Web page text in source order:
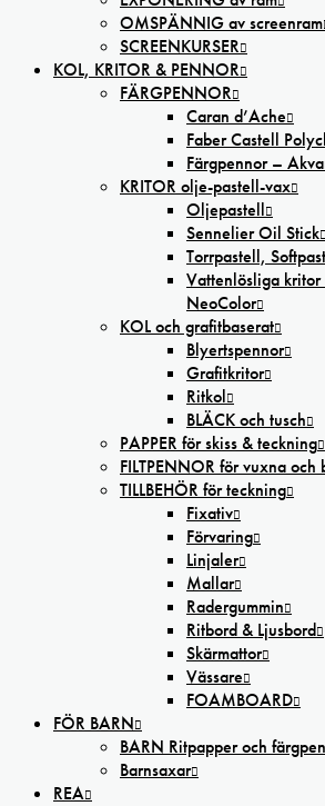
OMSPÄNNIG av screenram
SCREENKURSER
KOL, KRITOR & PENNOR
FÄRGPENNOR
Caran d’Ache
Faber Castell
Färgpennor –
KRITOR olje-pastell-vax
Oljepastell
Sennelier Oil Stick
Torrpastell,
Vattenlösliga kritor
NeoColor
KOL och grafitbaserat
Blyertspennor
Grafitkritor
Ritkol
BLÄCK och tusch
PAPPER för skiss & teckning
FILTPENNOR för vuxna och
TILLBEHÖR för teckning
Fixativ
Förvaring
Linjaler
Mallar
Radergummin
Ritbord & Ljusbord
Skärmattor
Vässare
FOAMBOARD
FÖR BARN
BARN Ritpapper och
Barnsaxar
REA